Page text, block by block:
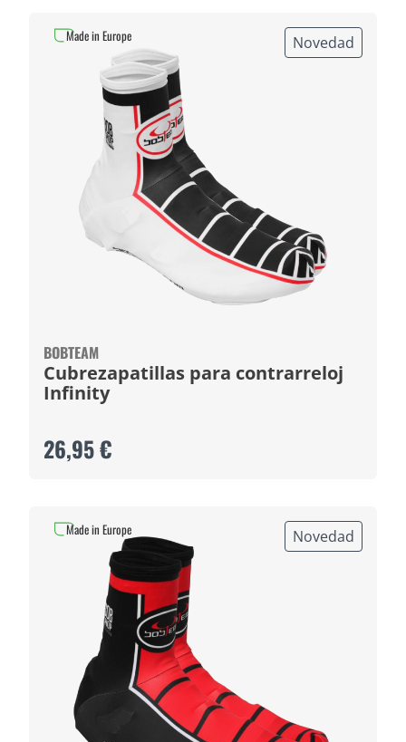
Novedad
BOBTEAM
Cubrezapatillas para contrarreloj
Infinity
26,95 €
Made in Europe
Novedad
Made in Europe